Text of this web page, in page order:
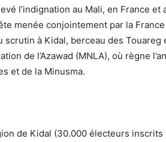
l’indignation au Mali, en France et
menée conjointement par la
scrutin à Kidal, berceau des Touareg
de l’Azawad (MNLA), où règne
et de la Minusma.
de Kidal (30.000 électeurs inscrits